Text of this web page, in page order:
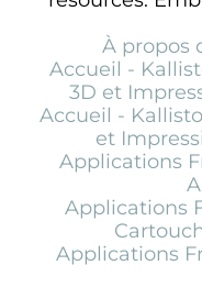
À propos
Accueil -
3D et
Accueil -
et
Applications
Applications
Applications